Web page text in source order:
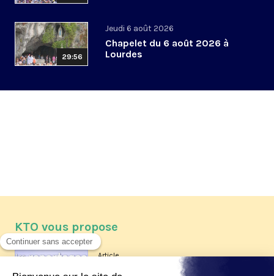
29:56
Jeudi 6 août 2026
Chapelet du 6 août 2026 à
Lourdes
KTO vous propose
Article
Les reportages d'été 2026 de KTO